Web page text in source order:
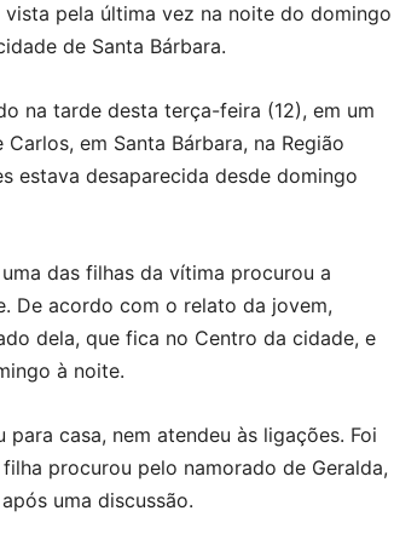
pela última vez na noite do domingo
de Santa Bárbara.
na tarde desta terça-feira (12), em um
em Santa Bárbara, na Região
estava desaparecida desde domingo
das filhas da vítima procurou a
De acordo com o relato da jovem,
dela, que fica no Centro da cidade, e
à noite.
casa, nem atendeu às ligações. Foi
procurou pelo namorado de Geralda,
uma discussão.